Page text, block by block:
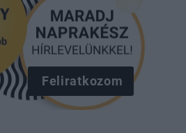
Feliratkozom